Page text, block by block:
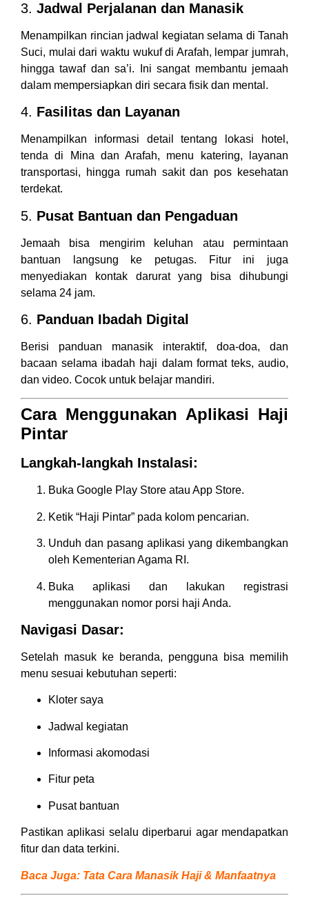
3. Jadwal Perjalanan dan Manasik
Menampilkan rincian jadwal kegiatan selama di Tanah
Suci, mulai dari waktu wukuf di Arafah, lempar jumrah,
hingga tawaf dan sa’i. Ini sangat membantu jemaah
dalam mempersiapkan diri secara fisik dan mental.
4. Fasilitas dan Layanan
Menampilkan informasi detail tentang lokasi hotel,
tenda di Mina dan Arafah, menu katering, layanan
transportasi, hingga rumah sakit dan pos kesehatan
terdekat.
5. Pusat Bantuan dan Pengaduan
Jemaah bisa mengirim keluhan atau permintaan
bantuan langsung ke petugas. Fitur ini juga
menyediakan kontak darurat yang bisa dihubungi
selama 24 jam.
6. Panduan Ibadah Digital
Berisi panduan manasik interaktif, doa-doa, dan
bacaan selama ibadah haji dalam format teks, audio,
dan video. Cocok untuk belajar mandiri.
Cara Menggunakan Aplikasi Haji
Pintar
Langkah-langkah Instalasi:
Buka Google Play Store atau App Store.
Ketik “Haji Pintar” pada kolom pencarian.
Unduh dan pasang aplikasi yang dikembangkan
oleh Kementerian Agama RI.
Buka aplikasi dan lakukan registrasi
menggunakan nomor porsi haji Anda.
Navigasi Dasar:
Setelah masuk ke beranda, pengguna bisa memilih
menu sesuai kebutuhan seperti:
Kloter saya
Jadwal kegiatan
Informasi akomodasi
Fitur peta
Pusat bantuan
Pastikan aplikasi selalu diperbarui agar mendapatkan
fitur dan data terkini.
Baca Juga: Tata Cara Manasik Haji & Manfaatnya